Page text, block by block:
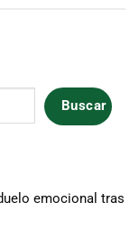
Buscar
emocional tras